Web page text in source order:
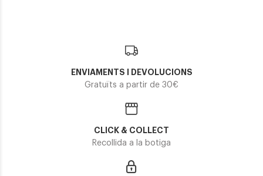
ENVIAMENTS I DEVOLUCIONS
Gratuïts a partir de 30€
CLICK & COLLECT
Recollida a la botiga